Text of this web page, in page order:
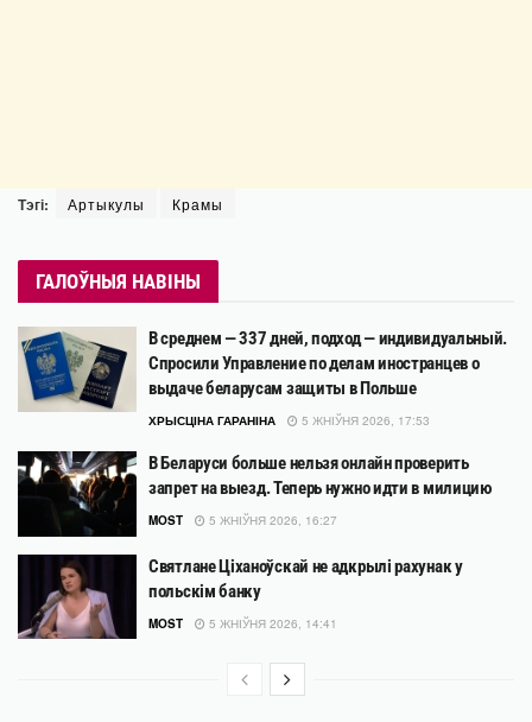
Тэгі: Артыкулы Крамы
ГАЛОЎНЫЯ НАВІНЫ
В среднем — 337 дней, подход — индивидуальный.
Спросили Управление по делам иностранцев о
выдаче беларусам защиты в Польше
ХРЫСЦІНА ГАРАНІНА 5 ЖНІЎНЯ 2026, 17:53
В Беларуси больше нельзя онлайн проверить
запрет на выезд. Теперь нужно идти в милицию
MOST 5 ЖНІЎНЯ 2026, 16:27
Святлане Ціханоўскай не адкрылі рахунак у
польскім банку
MOST 5 ЖНІЎНЯ 2026, 14:41